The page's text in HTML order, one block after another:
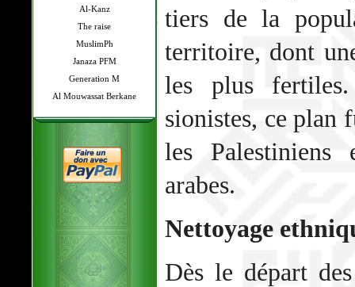
Al-Kanz
The raise
MuslimPh
Janaza PFM
Generation M
Al Mouwassat Berkane
tiers de la
territoire, dont
les plus
sionistes, ce plan
les Palestiniens
arabes.
Nettoyage
Dès le départ